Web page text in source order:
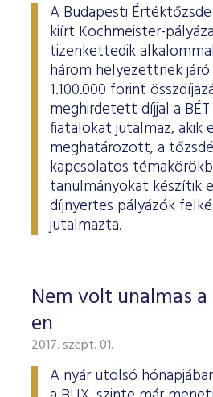
A Budapesti Értéktőzsde
kiírt Kochmeister-
tizenkettedik
három helyezettnek
1.100.000 forint
meghirdetett díjjal a
fiatalokat jutalmaz, akik
meghatározott, a
kapcsolatos
tanulmányokat készítik
díjnyertes pályázók
jutalmazta.
Nem volt unalmas a
en
2017. szept. 01.
A nyár utolsó